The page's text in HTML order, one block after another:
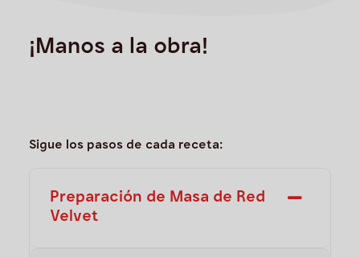
¡Manos a la obra!
Sigue los pasos de cada receta:
Preparación de Masa de Red
Velvet